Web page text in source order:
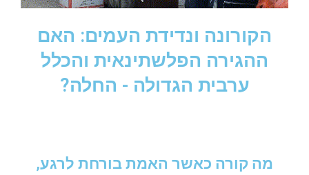
הקורונה ונדידת העמים: האם
ההגירה הפלשתינאית והכלל
ערבית הגדולה - החלה?
מה קורה כאשר האמת בורחת לרגע,